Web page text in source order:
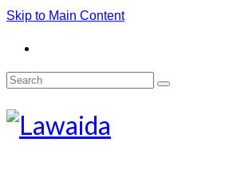
Skip to Main Content
Search